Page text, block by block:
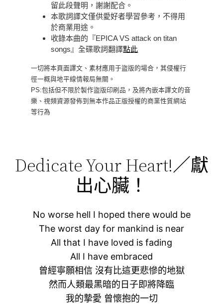
留此段聲明，謝謝配合。
本歌詞譯文僅供愛好者學習參考，不得用
於商業用途。
收錄本曲的『EPICA VS attack on titan
songs』全碟歌詞翻譯點此
一切將本頁面譯文、素材應用于盜版的場合，其侵權行
徑一概與地平線情報局無關。
PS:包括但不限於製作盜版印刷品，及將內嵌本譯文的音
樂、視頻資源發佈到無本作品正版授權的商業性質網站
等行為
Dedicate Your Heart!／獻
出心臟！
No worse hell I hoped there would be
The worst day for mankind is near
All that I have loved is fading
All I have embraced
曾經寧願相信 沒有比這更悲慘的地獄
然而人類最黑暗的日子即將降臨
我的摯愛 曾懷抱的一切